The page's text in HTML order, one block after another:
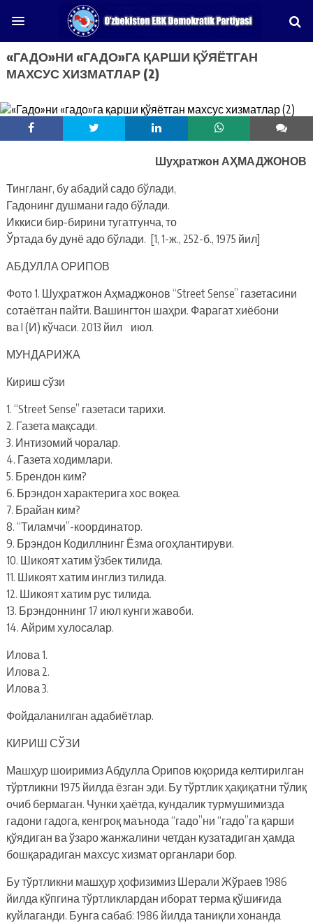
«ГАДО»НИ «ГАДО»ГА ҚАРШИ ҚЎЯЁТГАН
МАХСУС ХИЗМАТЛАР (2)
Шуҳратжон АҲМАДЖОНОВ
Тингланг, бу абадий садо бўлади,
Гадонинг душмани гадо бўлади.
Иккиси бир-бирини тугатгунча, то
Ўртада бу дунё адо бўлади. [1, 1-ж., 252-б., 1975 йил]
АБДУЛЛА ОРИПОВ
Фото 1. Шуҳратжон Аҳмаджонов “Street Sense” газетасини
сотаётган пайти. Вашингтон шаҳри. Фарагат хиёбони
ва I (И) кўчаси. 2013 йил июл.
МУНДАРИЖА
Кириш сўзи
1. “Street Sense” газетаси тарихи.
2. Газета мақсади.
3. Интизомий чоралар.
4. Газета ходимлари.
5. Брендон ким?
6. Брэндон характерига хос воқеа.
7. Брайан ким?
8. “Тиламчи”-координатор.
9. Брэндон Кодиллнинг Ёзма огоҳлантируви.
10. Шикоят хатим ўзбек тилида.
11. Шикоят хатим инглиз тилида.
12. Шикоят хатим рус тилида.
13. Брэндоннинг 17 июл кунги жавоби.
14. Айрим хулосалар.
Илова 1.
Илова 2.
Илова 3.
Фойдаланилган адабиётлар.
КИРИШ СЎЗИ
Машҳур шоиримиз Абдулла Орипов юқорида келтирилган
тўртликни 1975 йилда ёзган эди. Бу тўртлик ҳақиқатни тўлиқ
очиб бермаган. Чунки ҳаётда, кундалик турмушимизда
гадони гадога, кенгроқ маънода “гадо”ни “гадо”га қарши
қўядиган ва ўзаро жанжалини четдан кузатадиган ҳамда
бошқарадиган махсус хизмат органлари бор.
Бу тўртликни машҳур ҳофизимиз Шерали Жўраев 1986
йилда кўпгина тўртликлардан иборат терма қўшиғида
куйлаганди. Бунга сабаб: 1986 йилда таниқли хонанда